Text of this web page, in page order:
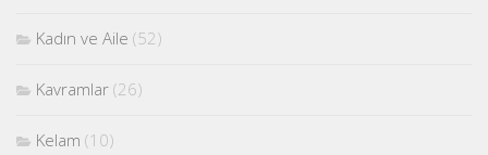
Kadın ve Aile (52)
Kavramlar (26)
Kelam (10)